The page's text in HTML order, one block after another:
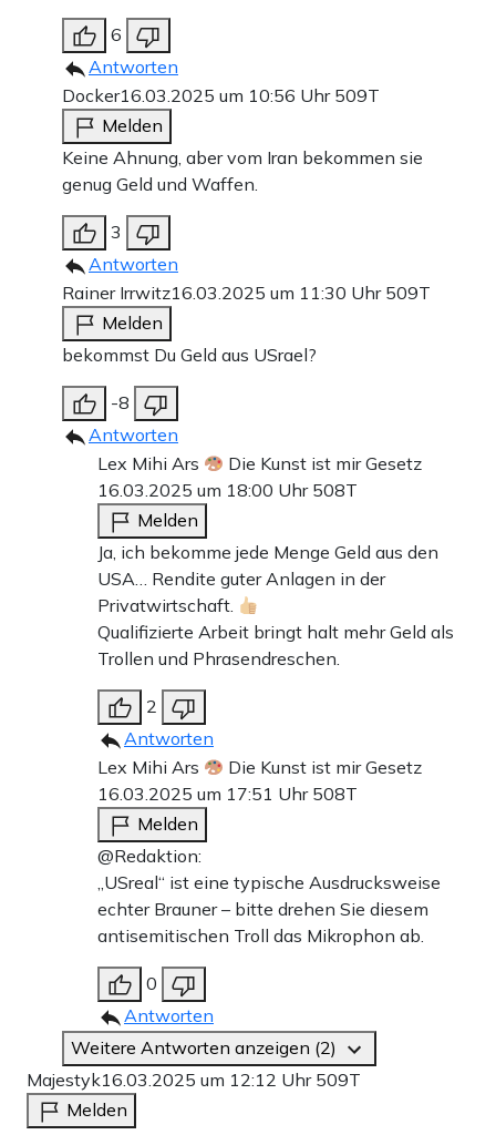
6
Antworten
Docker16.03.2025 um 10:56 Uhr 509T
Melden
Keine Ahnung, aber vom Iran bekommen sie
genug Geld und Waffen.
3
Antworten
Rainer Irrwitz16.03.2025 um 11:30 Uhr 509T
Melden
bekommst Du Geld aus USrael?
-8
Antworten
Lex Mihi Ars
Die Kunst ist mir Gesetz
16.03.2025 um 18:00 Uhr 508T
Melden
Ja, ich bekomme jede Menge Geld aus den
USA… Rendite guter Anlagen in der
Privatwirtschaft.
Qualifizierte Arbeit bringt halt mehr Geld als
Trollen und Phrasendreschen.
2
Antworten
Lex Mihi Ars
Die Kunst ist mir Gesetz
16.03.2025 um 17:51 Uhr 508T
Melden
@Redaktion:
„USreal“ ist eine typische Ausdrucksweise
echter Brauner – bitte drehen Sie diesem
antisemitischen Troll das Mikrophon ab.
0
Antworten
Weitere Antworten anzeigen (2)
Majestyk16.03.2025 um 12:12 Uhr 509T
Melden